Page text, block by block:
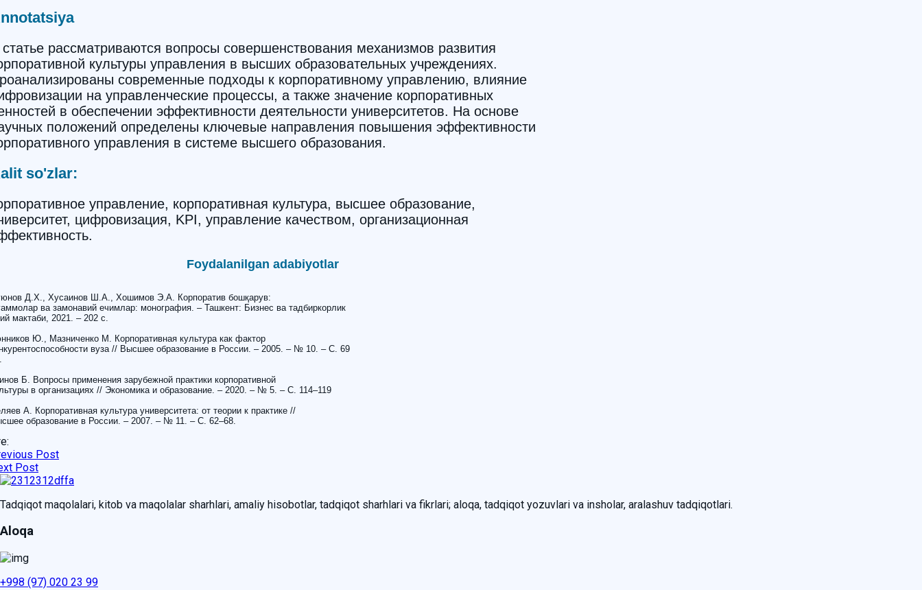
рассматриваются вопросы совершенствования механизмов развития
культуры управления в высших образовательных учреждениях.
современные подходы к корпоративному управлению, влияние
на управленческие процессы, а также значение корпоративных
в обеспечении эффективности деятельности университетов. На основе
положений определены ключевые направления повышения эффективности
управления в системе высшего образования.
so'zlar:
управление, корпоративная культура, высшее образование,
цифровизация, KPI, управление качеством, организационная
Foydalanilgan adabiyotlar
Д.Х., Хусаинов Ш.А., Хошимов Э.А. Корпоратив бошқарув:
ва замонавий ечимлар: монография. – Ташкент: Бизнес ва тадбиркорлик
мактаби, 2021. – 202 с.
Ю., Мазниченко М. Корпоративная культура как фактор
вуза // Высшее образование в России. – 2005. – № 10. – С. 69
Б. Вопросы применения зарубежной практики корпоративной
в организациях // Экономика и образование. – 2020. – № 5. – С. 114–119
А. Корпоративная культура университета: от теории к практике //
образование в России. – 2007. – № 11. – С. 62–68.
Post
Post
Tadqiqot maqolalari, kitob va maqolalar sharhlari, amaliy hisobotlar, tadqiqot sharhlari va fikrlari; aloqa, tadqiqot yozuvlari va insholar, aralashuv tadqiqotlari.
Aloqa
+998 (97) 020 23 99